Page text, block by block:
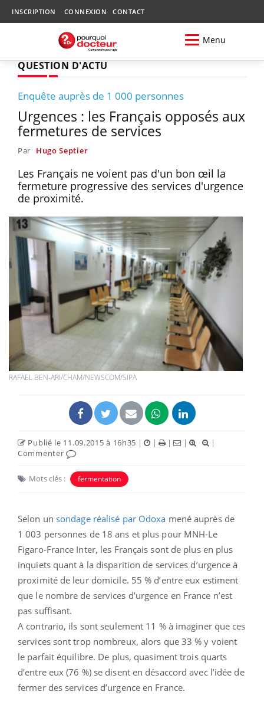
INSCRIPTION CONNEXION CONTACT
Menu
QUESTION D'ACTU
Enquête auprès de 1 000 personnes
Urgences : les Français opposés aux
fermetures de services
Par Hugo Septier
Les Français ne voient pas d'un bon œil la
fermeture progressive des services d'urgence
de proximité.
RAFAEL BEN-ARI/CHAM/NEWSCOM/SIPA
Publié le 11.09.2015 à 16h35 | | | |
|
Commenter
Mots clés : fermentation
Selon un sondage réalisé par Odoxa mené auprès de
1 003 personnes de 18 ans et plus pour MNH-Le
Figaro-France Inter, les Français sont de plus en plus
inquiets quant à la disparition de services d’urgence à
proximité de leur domicile. 55 % d’entre eux estiment
que le nombre de services d’urgence en France n’est
pas suffisant.
A contrario, ils sont seulement 11 % à imaginer que ces
services sont trop nombreux, alors que 33 % y voient
le parfait équilibre. De plus, quasiment trois quarts
d’entre eux (76 %) se disent en désaccord avec l’idée de
fermer des services d’urgence en France.